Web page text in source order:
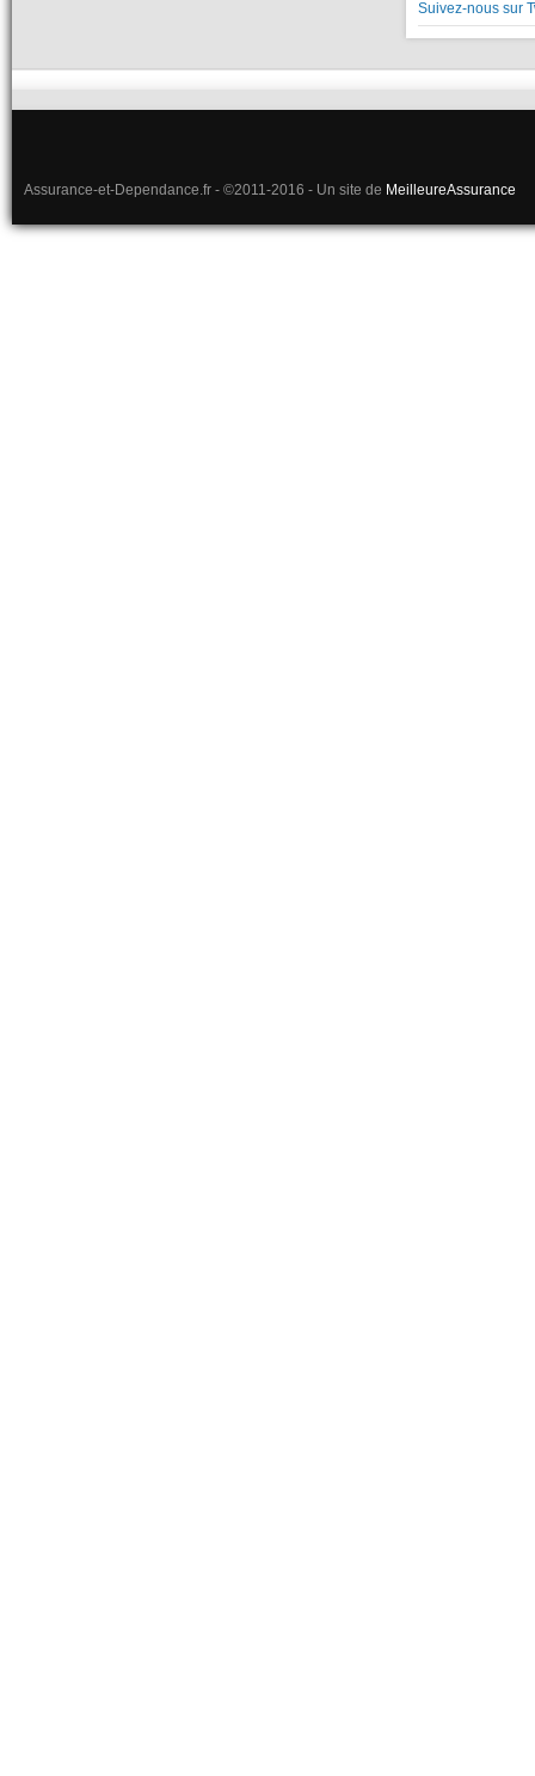
Suivez-nous sur
Assurance-et-Dependance.fr - ©2011-2016 - Un site de MeilleureAssurance